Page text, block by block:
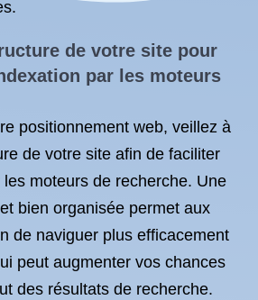
de votre site pour
par les moteurs
positionnement web, veillez à
de votre site afin de faciliter
moteurs de recherche. Une
bien organisée permet aux
de naviguer plus efficacement
peut augmenter vos chances
des résultats de recherche.